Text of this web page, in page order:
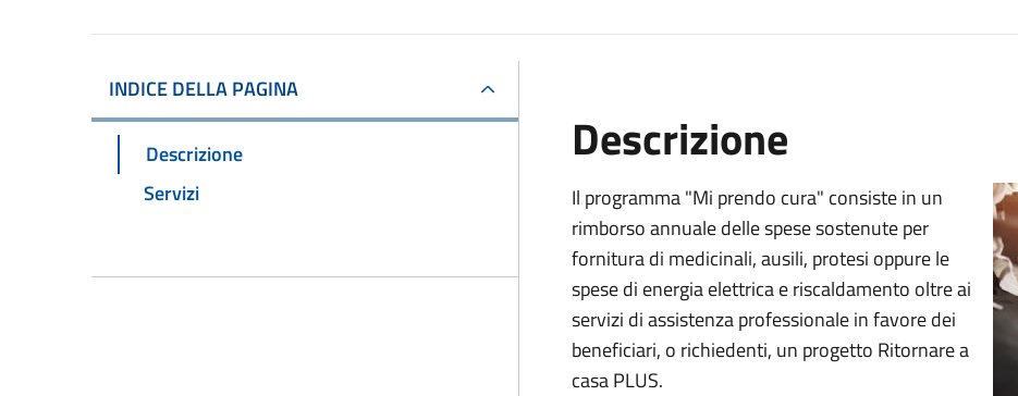
INDICE DELLA PAGINA
Descrizione
Servizi
Descrizione
Il programma "Mi prendo cura" consiste in un
rimborso annuale delle spese sostenute per
fornitura di medicinali, ausili, protesi oppure le
spese di energia elettrica e riscaldamento oltre ai
servizi di assistenza professionale in favore dei
beneficiari, o richiedenti, un progetto Ritornare a
casa PLUS.